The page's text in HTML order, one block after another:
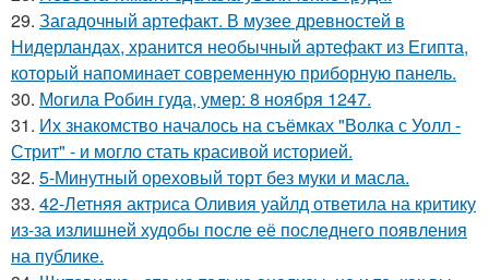
29. Загадочный артефакт. В музее древностей в
Нидерландах, хранится необычный артефакт из Египта,
который напоминает современную приборную панель.
30. Могила Робин гуда, умер: 8 ноября 1247.
31. Их знакомство началось на съёмках "Волка с Уолл -
Стрит" - и могло стать красивой историей.
32. 5-Минутный ореховый торт без муки и масла.
33. 42-Летняя актриса Оливия уайлд ответила на критику
из-за излишней худобы после её последнего появления
на публике.